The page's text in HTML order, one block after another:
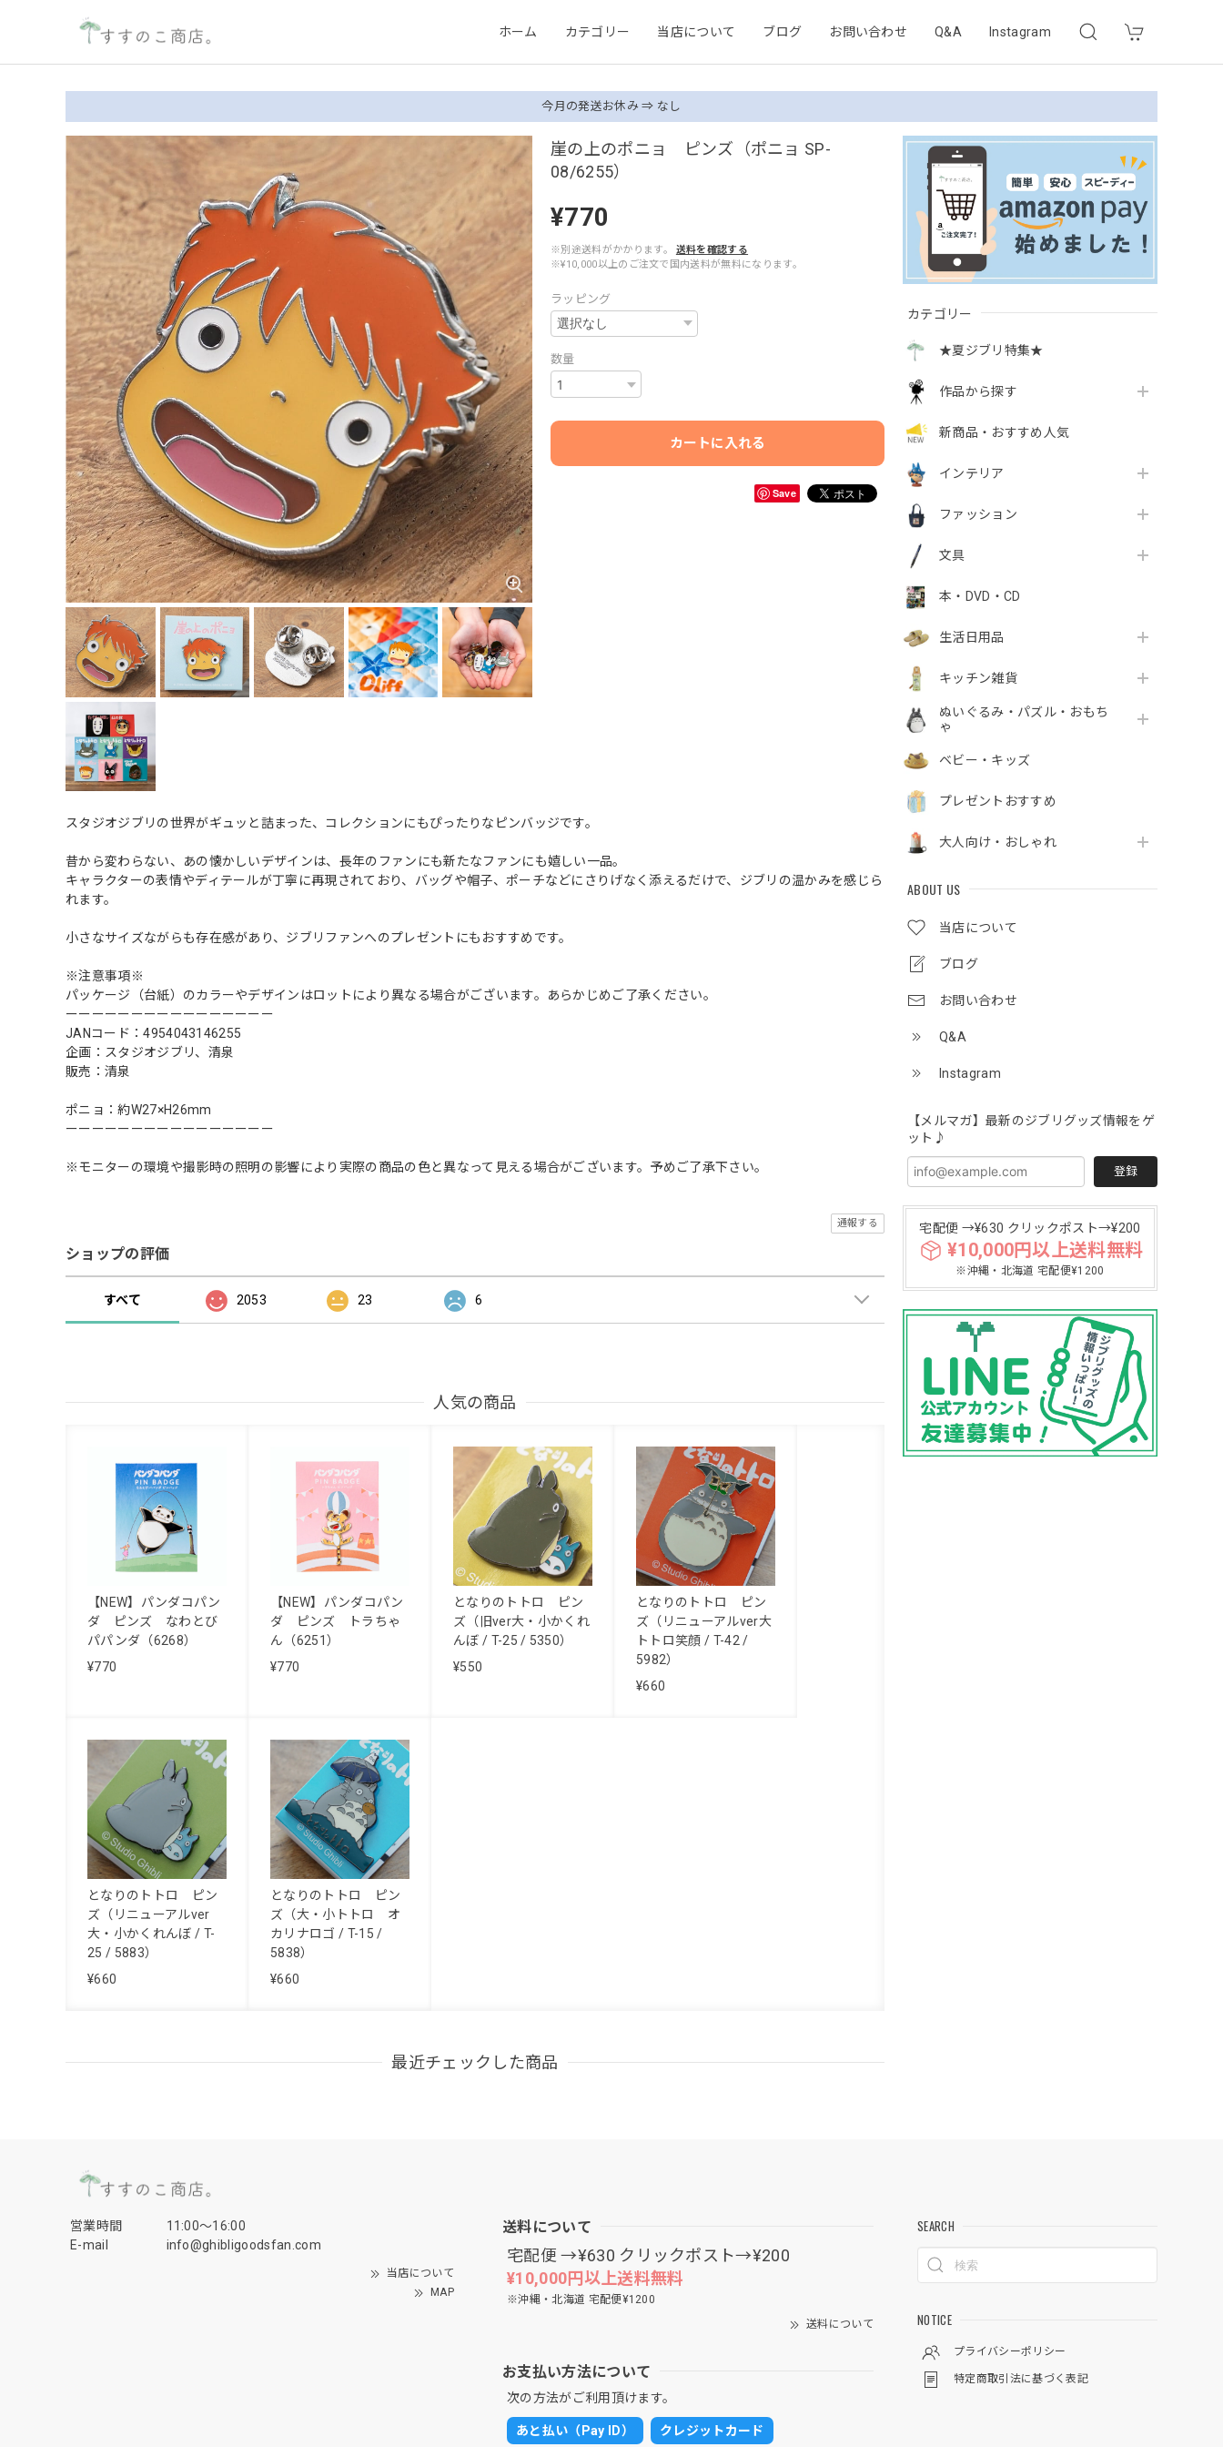
ホーム カテゴリー 当店について ブログ お問い合わせ Q&A Instagram
今月の発送お休み ⇒ なし
カテゴリー
★夏ジブリ特集★
作品から探す
新商品・おすすめ人気
インテリア
ファッション
文具
本・DVD・CD
生活日用品
キッチン雑貨
ぬいぐるみ・パズル・おもち
ゃ
ベビー・キッズ
プレゼントおすすめ
大人向け・おしゃれ
ABOUT US
当店について
ブログ
お問い合わせ
Q&A
Instagram
【メルマガ】最新のジブリグッズ情報をゲ
ット♪
登録
宅配便 →¥630 クリックポスト→¥200
¥10,000円以上送料無料
※沖縄・北海道 宅配便¥1200
崖の上のポニョ ピンズ（ポニョ SP-
08/6255）
¥770
※別途送料がかかります。
送料を確認する
※¥10,000以上のご注文で国内送料が無料になります。
ラッピング
数量
カートに入れる
Save
スタジオジブリの世界がギュッと詰まった、コレクションにもぴったりなピンバッジです。
昔から変わらない、あの懐かしいデザインは、長年のファンにも新たなファンにも嬉しい一品。
キャラクターの表情やディテールが丁寧に再現されており、バッグや帽子、ポーチなどにさりげなく添えるだけで、ジブリの温かみを感じら
れます。
小さなサイズながらも存在感があり、ジブリファンへのプレゼントにもおすすめです。
※注意事項※
パッケージ（台紙）のカラーやデザインはロットにより異なる場合がございます。あらかじめご了承ください。
ーーーーーーーーーーーーーーーー
JANコード：4954043146255
企画：スタジオジブリ、清泉
販売：清泉
ポニョ：約W27×H26mm
ーーーーーーーーーーーーーーーー
※モニターの環境や撮影時の照明の影響により実際の商品の色と異なって見える場合がございます。予めご了承下さい。
通報する
ショップの評価
すべて 2053 23 6
人気の商品
【NEW】パンダコパン
ダ ピンズ なわとび
パパンダ（6268）
¥770
【NEW】パンダコパン
ダ ピンズ トラちゃ
ん（6251）
¥770
となりのトトロ ピン
ズ（旧ver大・小かくれ
んぼ / T-25 / 5350）
¥550
となりのトトロ ピン
ズ（リニューアルver大
トトロ笑顔 / T-42 /
5982）
¥660
となりのトトロ ピン
ズ（リニューアルver
大・小かくれんぼ / T-
25 / 5883）
¥660
となりのトトロ ピン
ズ（大・小トトロ オ
カリナロゴ / T-15 /
5838）
¥660
最近チェックした商品
営業時間
11:00〜16:00
E-mail
info@ghibligoodsfan.com
当店について
MAP
送料について
宅配便 →¥630 クリックポスト→¥200
¥10,000円以上送料無料
※沖縄・北海道 宅配便¥1200
送料について
お支払い方法について
次の方法がご利用頂けます。
あと払い（Pay ID） クレジットカード
SEARCH
NOTICE
プライバシーポリシー
特定商取引法に基づく表記